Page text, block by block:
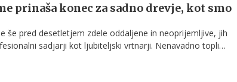
prinaša konec za sadno drevje, kot smo
še pred desetletjem zdele oddaljene in neoprijemljive, jih
sadjarji kot ljubiteljski vrtnarji. Nenavadno topli